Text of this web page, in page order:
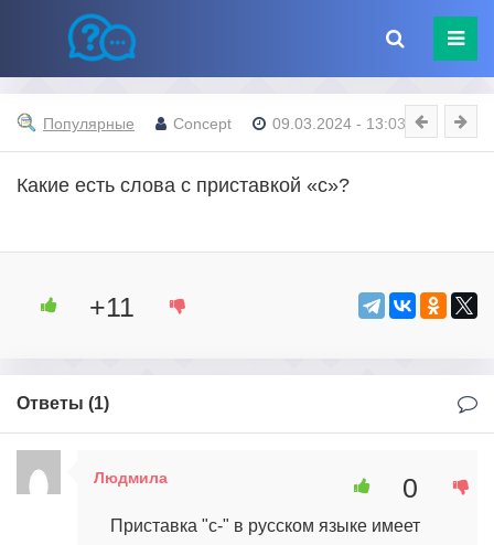
Популярные Concept 09.03.2024 - 13:03
Какие есть слова с приставкой «с»?
+11
Ответы (1)
Людмила
Приставка "с-" в русском языке имеет
0